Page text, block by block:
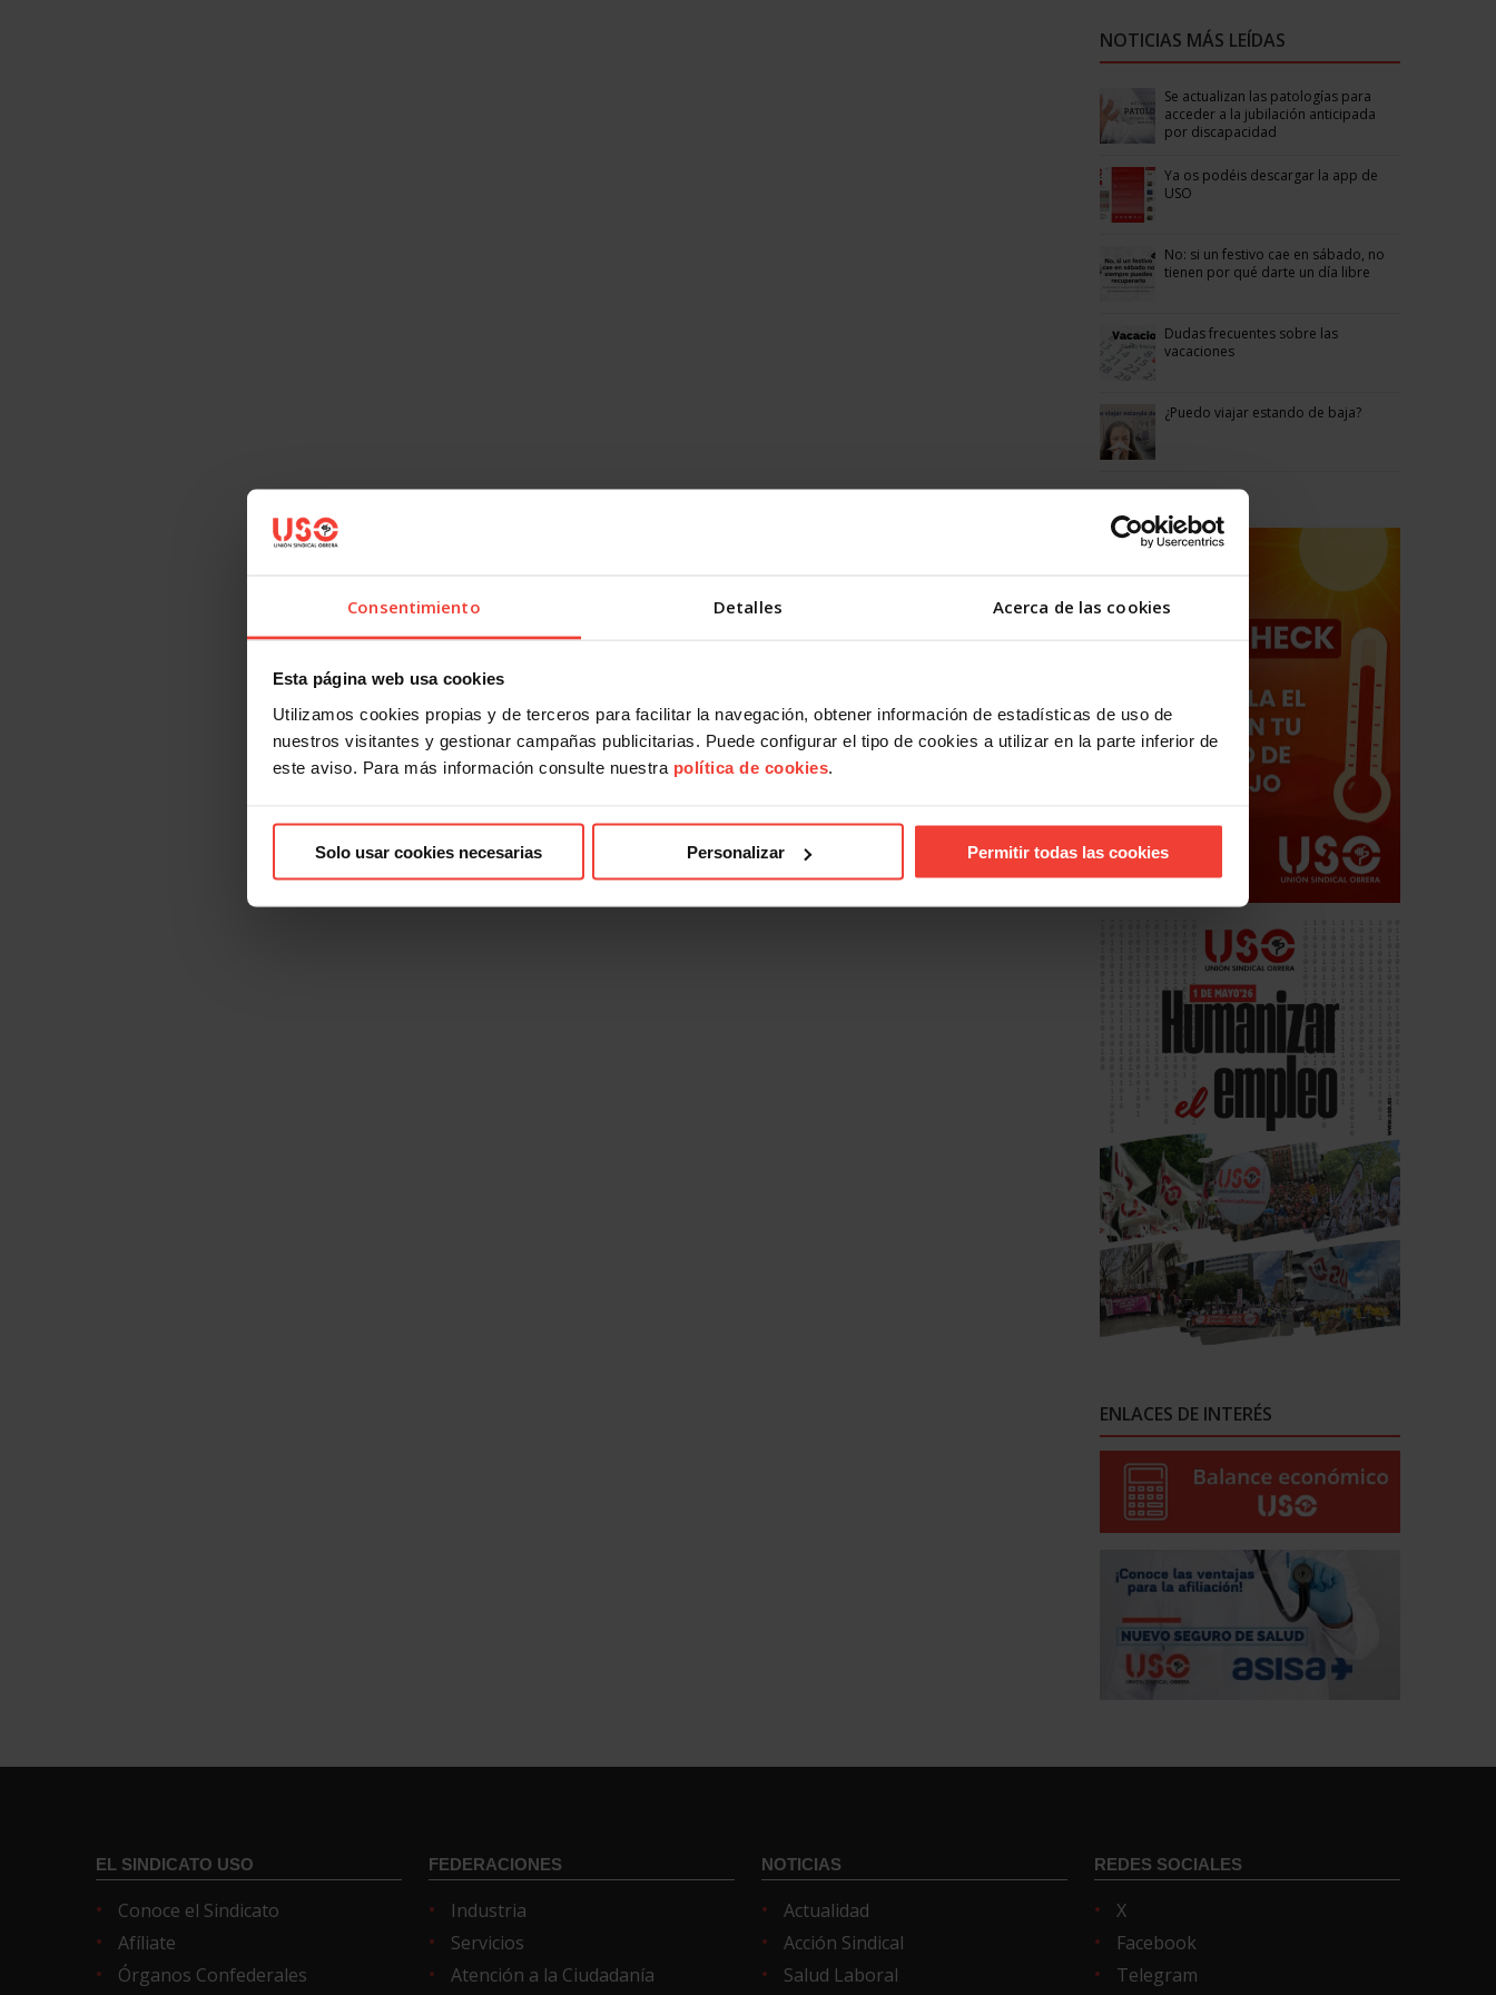
Consentimiento Detalles Acerca de las cookies
Esta página web usa cookies
Utilizamos cookies propias y de terceros para facilitar la navegación, obtener información de estadísticas de uso de
nuestros visitantes y gestionar campañas publicitarias. Puede configurar el tipo de cookies a utilizar en la parte inferior de
este aviso. Para más información consulte nuestra política de cookies.
Solo usar cookies necesarias Personalizar Permitir todas las cookies
NOTICIAS MÁS LEÍDAS
Se actualizan las patologías para
acceder a la jubilación anticipada
por discapacidad
Ya os podéis descargar la app de
USO
No: si un festivo cae en sábado, no
tienen por qué darte un día libre
Dudas frecuentes sobre las
vacaciones
¿Puedo viajar estando de baja?
ENLACES DE INTERÉS
EL SINDICATO USO
Conoce el Sindicato
Afíliate
Órganos Confederales
FEDERACIONES
Industria
Servicios
Atención a la Ciudadanía
NOTICIAS
Actualidad
Acción Sindical
Salud Laboral
REDES SOCIALES
X
Facebook
Telegram